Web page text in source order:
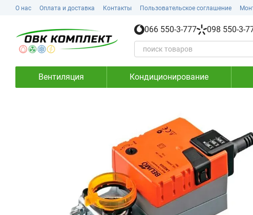
Перейти к основному контенту
О нас Оплата и доставка Контакты Пользовательское соглашение
066 550-3-777 098 550-3-
Вентиляция Кондиционирование